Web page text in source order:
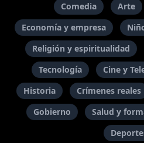
Comedia Arte
Economía y empresa
Religión y espiritualidad
Tecnología
Cine y
Historia
Crímenes reales
Gobierno
Salud y